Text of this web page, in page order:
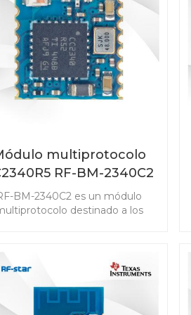
software Bluetooth® 5.3 y
sensibilidad y robustez
de radio, es una solución
automotriz eficiente y de alto
rendimiento.
multiprotocolo
RF-BM-2340C2
con tamaño mini
BM-2340C2 es un módulo
destinado a los
también el sistema propietario
3.0 y 2.4GHz. El módulo
con tamaño mini está
diseñado para satisfacer las